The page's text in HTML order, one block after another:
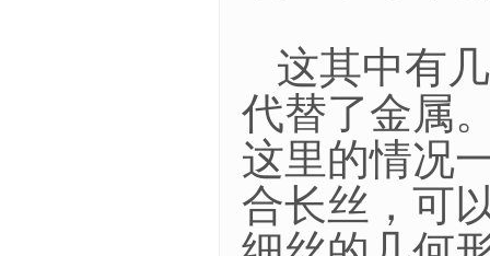
这其中有
代替了金属
这里的情况
合长丝，可